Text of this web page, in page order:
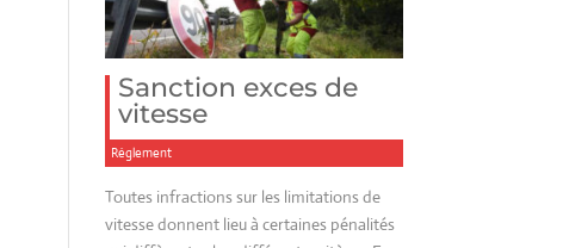
Sanction exces de
vitesse
Réglement
Toutes infractions sur les limitations de
vitesse donnent lieu à certaines pénalités